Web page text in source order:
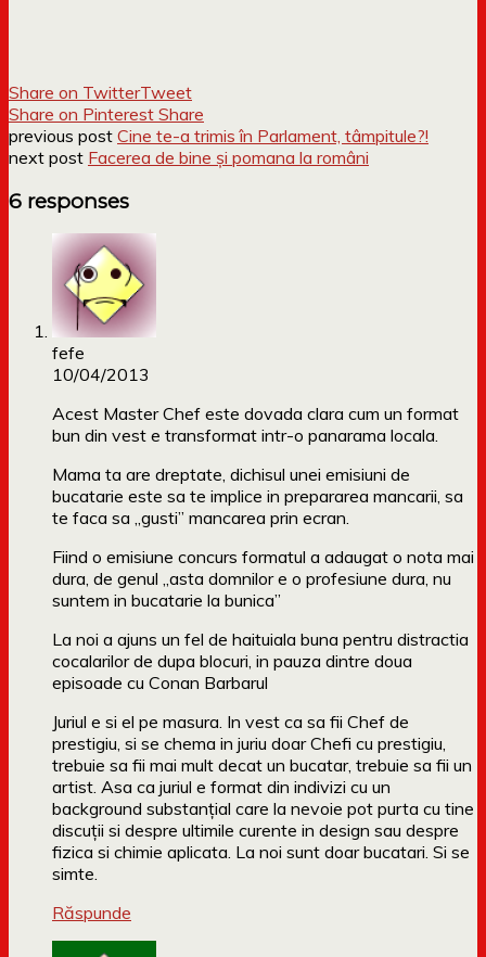
Share on TwitterTweet
Share on Pinterest Share
previous post Cine te-a trimis în Parlament, tâmpitule?!
next post Facerea de bine și pomana la români
6 responses
fefe
10/04/2013
Acest Master Chef este dovada clara cum un format
bun din vest e transformat intr-o panarama locala.
Mama ta are dreptate, dichisul unei emisiuni de
bucatarie este sa te implice in prepararea mancarii, sa
te faca sa „gusti” mancarea prin ecran.
Fiind o emisiune concurs formatul a adaugat o nota mai
dura, de genul „asta domnilor e o profesiune dura, nu
suntem in bucatarie la bunica”
La noi a ajuns un fel de haituiala buna pentru distractia
cocalarilor de dupa blocuri, in pauza dintre doua
episoade cu Conan Barbarul
Juriul e si el pe masura. In vest ca sa fii Chef de
prestigiu, si se chema in juriu doar Chefi cu prestigiu,
trebuie sa fii mai mult decat un bucatar, trebuie sa fii un
artist. Asa ca juriul e format din indivizi cu un
background substanţial care la nevoie pot purta cu tine
discuţii si despre ultimile curente in design sau despre
fizica si chimie aplicata. La noi sunt doar bucatari. Si se
simte.
Răspunde